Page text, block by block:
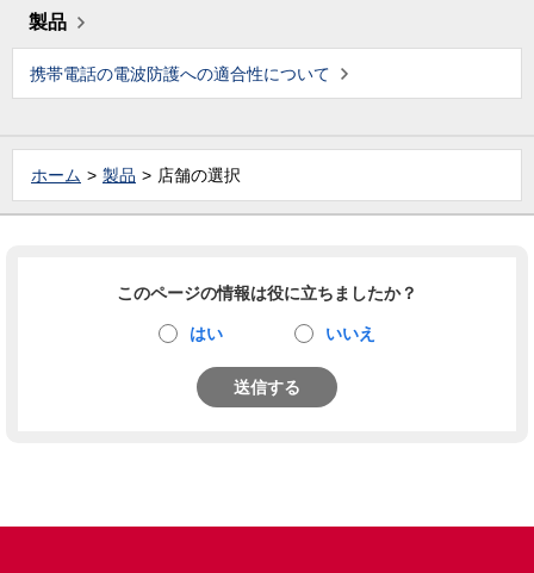
製品
携帯電話の電波防護への適合性について
ホーム 製品 店舗の選択
このページの情報は役に立ちましたか？
はい いいえ
送信する